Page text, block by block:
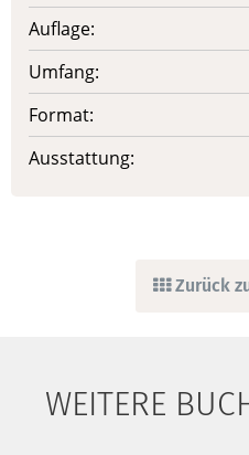
Auflage:
Umfang:
Format:
Ausstattung:
Zurück
WEITERE